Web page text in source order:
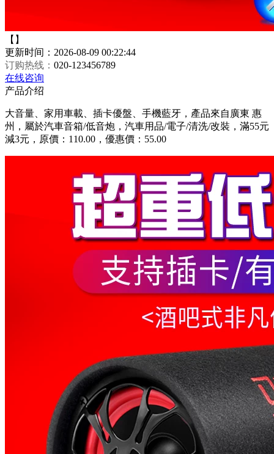
【】
更新时间：2026-08-09 00:22:44
订购热线： 020-123456789
在线咨询
产品介绍
大音量、家用車載、插卡優盤、手機藍牙，產品來自廣東 惠
州，屬於汽車音箱/低音炮，汽車用品/電子/清洗/改裝，滿55元
減3元，原價：110.00，優惠價：55.00